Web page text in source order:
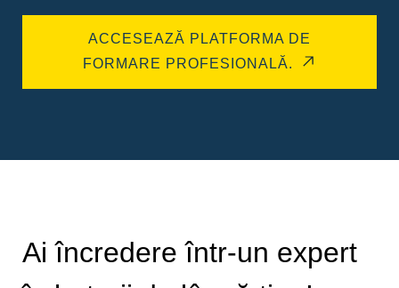
ACCESEAZĂ PLATFORMA DE
FORMARE PROFESIONALĂ.
Ai încredere într-un expert